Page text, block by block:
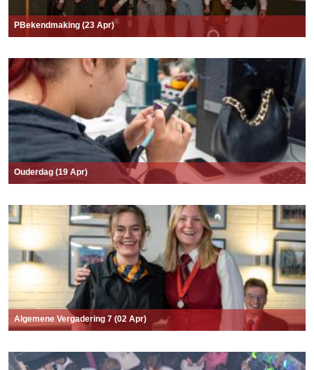
PBekendmaking (23 Apr)
Ouderdag (19 Apr)
Algemene Vergadering 7 (02 Apr)